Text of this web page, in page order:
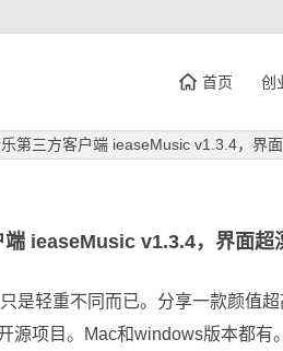
首页 创
第三方客户端 ieaseMusic v1.3.4，界
端 ieaseMusic v1.3.4，界面超
是轻重不同而已。分享一款颜值超
源项目。Mac和windows版本都有。